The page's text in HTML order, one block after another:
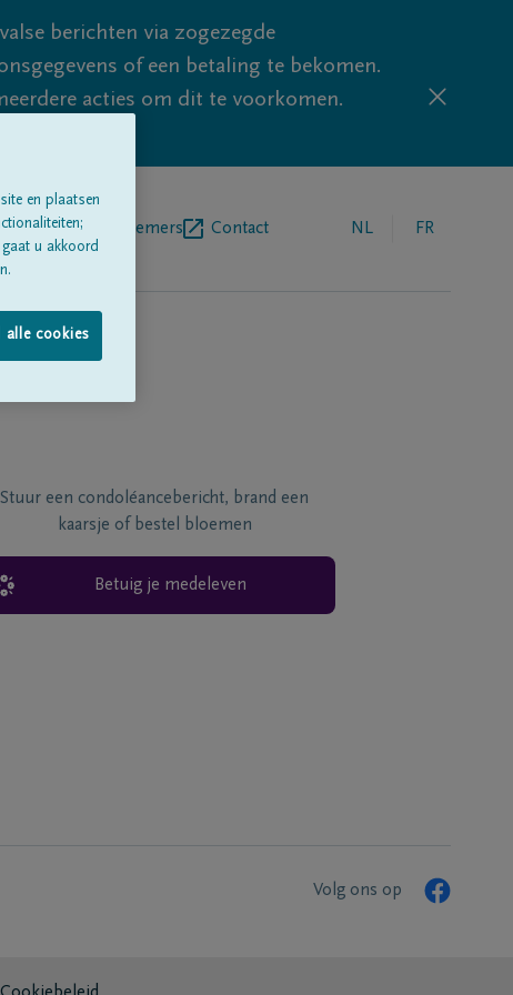
berichten via zogezegde
of een betaling te bekomen.
acties om dit te voorkomen.
Begrafenisondernemers Contact NL FR
Stuur een condoléancebericht, brand een
kaarsje of bestel bloemen
Betuig je medeleven
Volg ons op
en plaatsen
u akkoord
alle cookies